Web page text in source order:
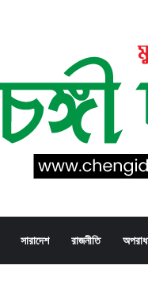
সারাদেশ রাজনীতি অপরাধ